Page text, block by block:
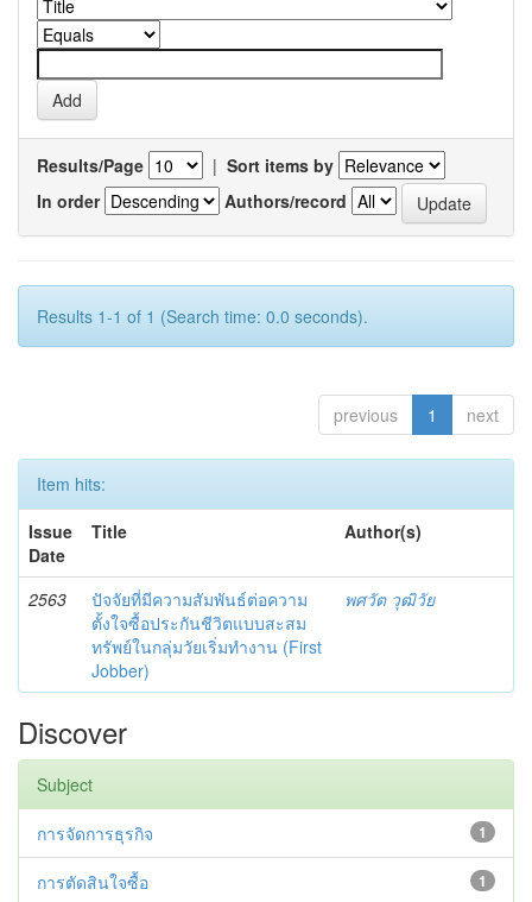
Results/Page | Sort items by
In order
Authors/record
Results 1-1 of 1 (Search time: 0.0 seconds).
previous 1 next
Item hits:
Issue
Date
Title Author(s)
2563
ปัจจัยที่มีความสัมพันธ์ต่อความ
ตั้งใจซื้อประกันชีวิตแบบสะสม
ทรัพย์ในกลุ่มวัยเริ่มทำงาน (First
Jobber)
พศวัต วุฒิวัย
Discover
Subject
1
การจัดการธุรกิจ
1
การตัดสินใจซื้อ